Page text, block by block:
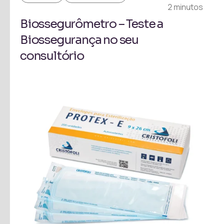
2 minutos
Biossegurômetro – Teste a
Biossegurança no seu
consultório